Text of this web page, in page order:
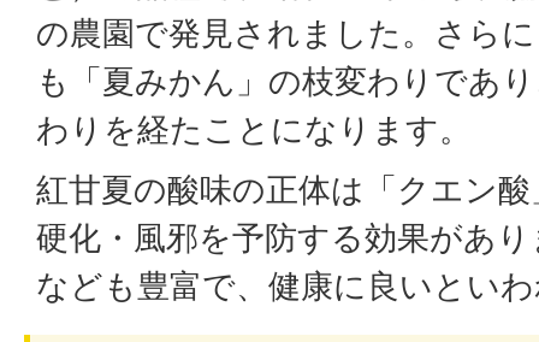
の農園で発見されました。さら
も「夏みかん」の枝変わりであ
わりを経たことになります。
紅甘夏の酸味の正体は「クエン
硬化・風邪を予防する効果があ
なども豊富で、健康に良いとい